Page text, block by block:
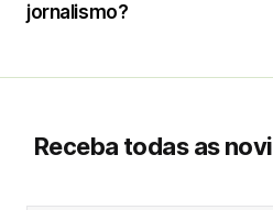
jornalismo?
Receba todas as